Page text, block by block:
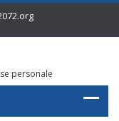
personale